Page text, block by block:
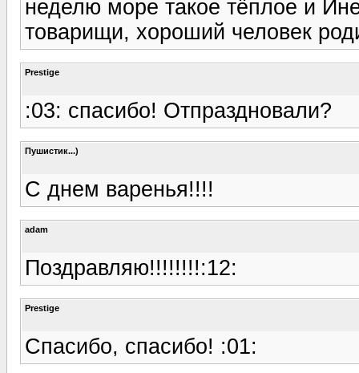
неделю море такое тёплое и
товарищи, хороший человек
Prestige
:03: спасибо! Отпраздновали?
Пушистик...)
С днем варенья!!!!
adam
Поздравляю!!!!!!!!:12:
Prestige
Спасибо, спасибо! :01: